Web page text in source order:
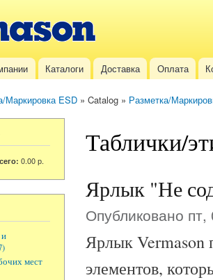
Каталоги Доставка Оплата
Маркировка ESD » Catalog » Разметка/
0.00 р.
мест
Таблички/
Ярлык "Не
Опубликовано
Ярлык Vermason
элементов,